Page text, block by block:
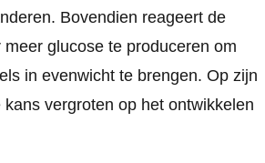
Bovendien reageert de
meer glucose te produceren om
in evenwicht te brengen. Op zijn
vergroten op het ontwikkelen